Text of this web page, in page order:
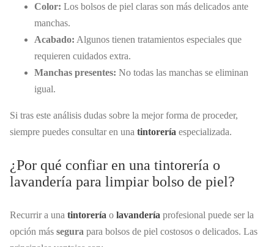
Color: Los bolsos de piel claras son más delicados ante
manchas.
Acabado: Algunos tienen tratamientos especiales que
requieren cuidados extra.
Manchas presentes: No todas las manchas se eliminan
igual.
Si tras este análisis dudas sobre la mejor forma de proceder,
siempre puedes consultar en una tintorería especializada.
¿Por qué confiar en una tintorería o
lavandería para limpiar bolso de piel?
Recurrir a una tintorería o lavandería profesional puede ser la
opción más segura para bolsos de piel costosos o delicados. Las